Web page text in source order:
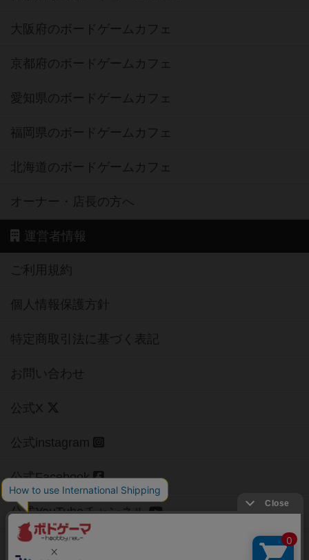
大阪府のボードゲームカフェ
京都府のボードゲームカフェ
愛知県のボードゲームカフェ
福岡県のボードゲームカフェ
北海道のボードゲームカフェ
オーナー・店長の方へ
運営者情報
ご利用規約
個人情報保護方針
特定商取引法に基づく表記
お問い合わせ
公式X
公式instagram
公式Facebook
公式YouTubeチャンネル